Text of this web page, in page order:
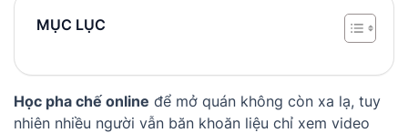
MỤC LỤC
Học pha chế online để mở quán không còn xa lạ, tuy
nhiên nhiều người vẫn băn khoăn liệu chỉ xem video